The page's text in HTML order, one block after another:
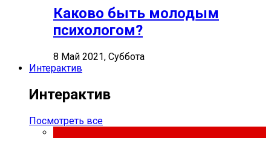
Каково быть молодым
психологом?
8 Май 2021, Суббота
Интерактив
Интерактив
Посмотреть все